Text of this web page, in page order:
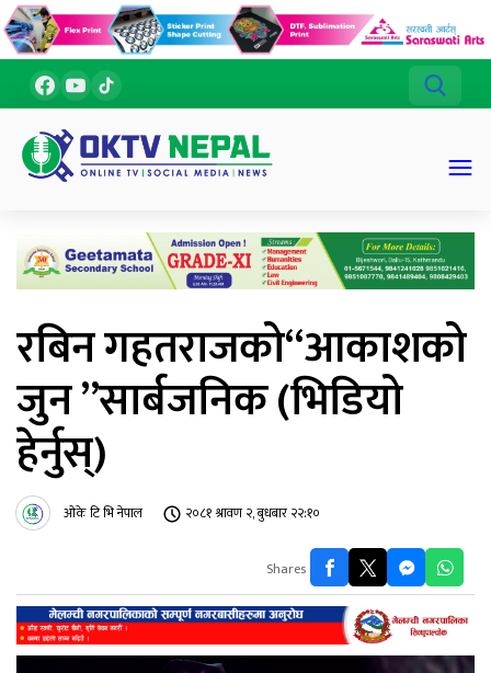
रबिन गहतराजको“आकाशको
जुन ”सार्बजनिक (भिडियो
हेर्नुस्)
ओके टि भि नेपाल २०८१ श्रावण २, बुधबार २२:१०
Shares